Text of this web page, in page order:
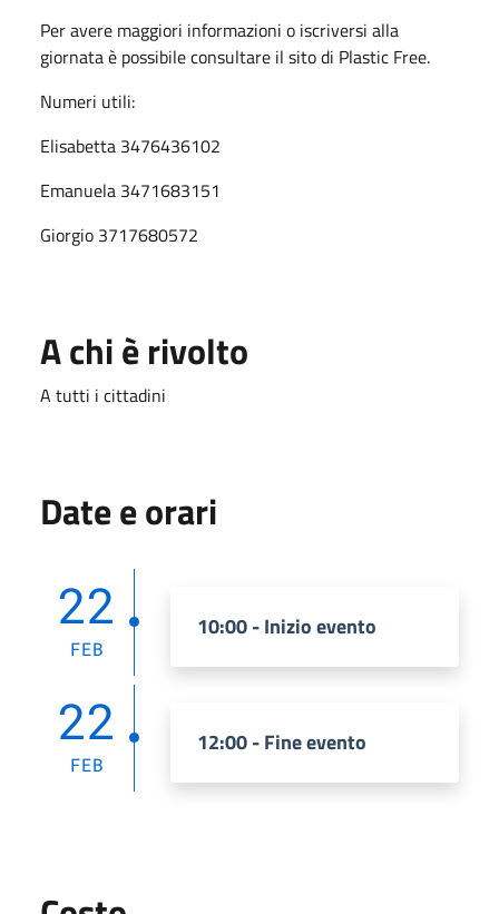
Per avere maggiori informazioni o iscriversi alla
giornata è possibile consultare il sito di Plastic Free.
Numeri utili:
Elisabetta 3476436102
Emanuela 3471683151
Giorgio 3717680572
A chi è rivolto
A tutti i cittadini
Date e orari
22
FEB
10:00 - Inizio evento
22
FEB
12:00 - Fine evento